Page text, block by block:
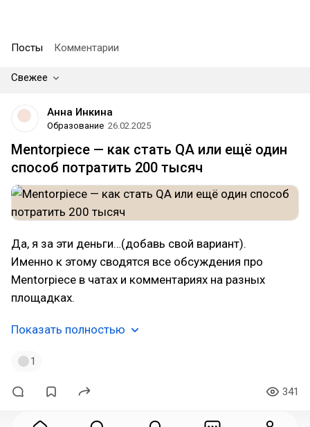
Посты Комментарии
Свежее
Анна Инкина
Образование 26.02.2025
Mentorpiece — как стать QA или ещё один
способ потратить 200 тысяч
Да, я за эти деньги…(добавь свой вариант).
Именно к этому сводятся все обсуждения про
Mentorpiece в чатах и комментариях на разных
площадках.
Показать полностью
1
341